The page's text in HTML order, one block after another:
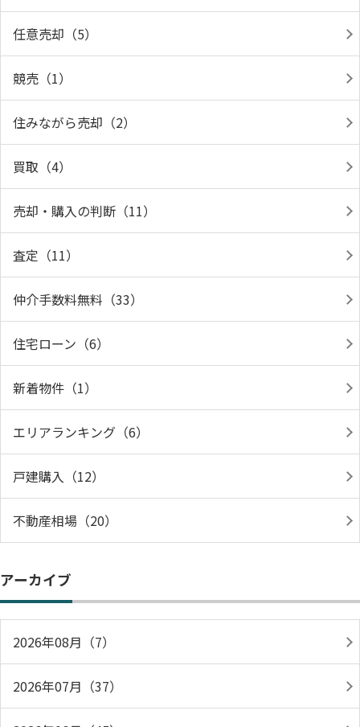
任意売却（5）
競売（1）
住みながら売却（2）
買取（4）
売却・購入の判断（11）
査定（11）
仲介手数料無料（33）
住宅ローン（6）
新着物件（1）
エリアランキング（6）
戸建購入（12）
不動産相場（20）
アーカイブ
2026年08月（7）
2026年07月（37）